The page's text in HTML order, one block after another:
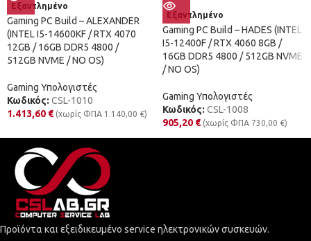
Εξαντλημένο
Gaming PC Build – ALEXANDER
(INTEL I5-14600KF / RTX 4070
12GB / 16GB DDR5 4800 /
512GB NVME / NO OS)
Gaming Υπολογιστές
Κωδικός: CSL-1010
1.413,60 € (χωρίς ΦΠΑ 1.140,00 €)
Εξαντλημένο
Gaming PC Build – HADES (INTEL
I5-12400F / RTX 4060 8GB /
16GB DDR5 4800 / 512GB NVME
/ NO OS)
Gaming Υπολογιστές
Κωδικός: CSL-1008
905,20 € (χωρίς ΦΠΑ 730,00 €)
Προϊόντα και εξειδικευμένο service ηλεκτρονικών συσκευών.